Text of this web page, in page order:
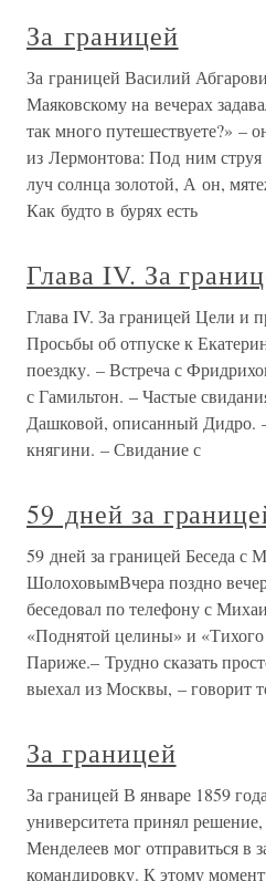
За границей
За границей Василий
Маяковскому на вечерах
так много путешествуете?» –
из Лермонтова: Под ним
луч солнца золотой, А он,
Как будто в бурях есть
Глава IV. За
Глава IV. За границей Цели и
Просьбы об отпуске к
поездку. – Встреча с
с Гамильтон. – Частые
Дашковой, описанный Дидро.
княгини. – Свидание с
59 дней за
59 дней за границей Беседа с
ШолоховымВчера поздно
беседовал по телефону с
«Поднятой целины» и
Париже.– Трудно сказать
выехал из Москвы, – говорит
За границей
За границей В январе 1859
университета принял
Менделеев мог отправиться в
командировку. К этому